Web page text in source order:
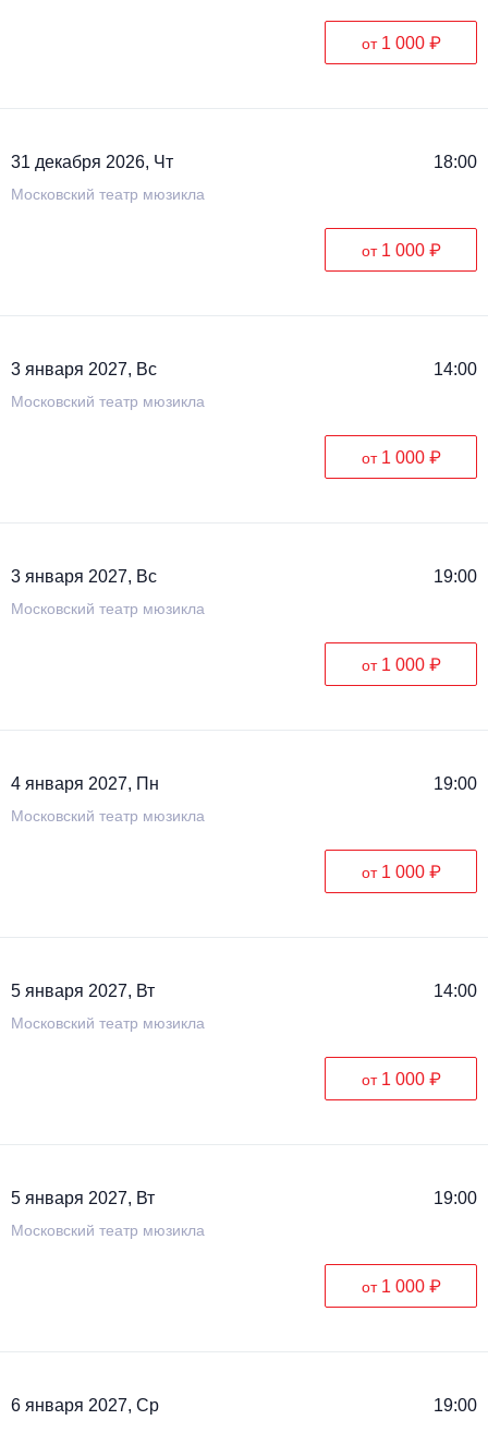
от 1 000 ₽
31 декабря 2026, Чт 18:00
Московский театр мюзикла
от 1 000 ₽
3 января 2027, Вс 14:00
Московский театр мюзикла
от 1 000 ₽
3 января 2027, Вс 19:00
Московский театр мюзикла
от 1 000 ₽
4 января 2027, Пн 19:00
Московский театр мюзикла
от 1 000 ₽
5 января 2027, Вт 14:00
Московский театр мюзикла
от 1 000 ₽
5 января 2027, Вт 19:00
Московский театр мюзикла
от 1 000 ₽
6 января 2027, Ср 19:00